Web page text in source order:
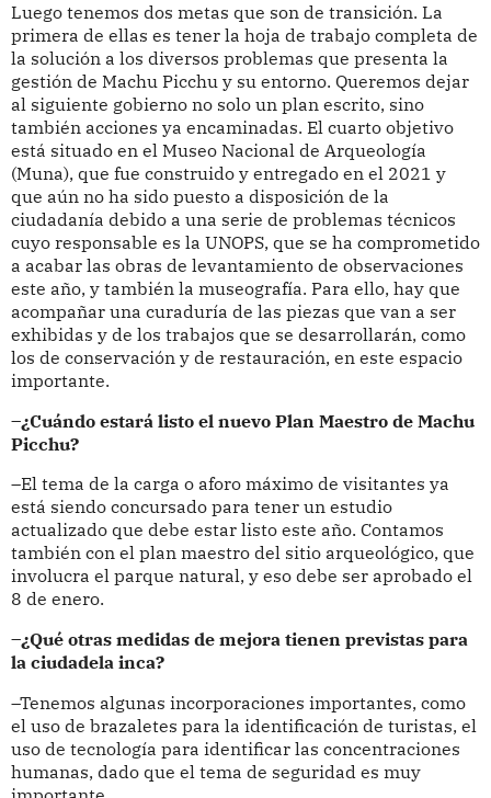
Luego tenemos dos metas que son de transición. La
primera de ellas es tener la hoja de trabajo completa de
la solución a los diversos problemas que presenta la
gestión de Machu Picchu y su entorno. Queremos dejar
al siguiente gobierno no solo un plan escrito, sino
también acciones ya encaminadas. El cuarto objetivo
está situado en el Museo Nacional de Arqueología
(Muna), que fue construido y entregado en el 2021 y
que aún no ha sido puesto a disposición de la
ciudadanía debido a una serie de problemas técnicos
cuyo responsable es la UNOPS, que se ha comprometido
a acabar las obras de levantamiento de observaciones
este año, y también la museografía. Para ello, hay que
acompañar una curaduría de las piezas que van a ser
exhibidas y de los trabajos que se desarrollarán, como
los de conservación y de restauración, en este espacio
importante.
–¿Cuándo estará listo el nuevo Plan Maestro de Machu
Picchu?
–El tema de la carga o aforo máximo de visitantes ya
está siendo concursado para tener un estudio
actualizado que debe estar listo este año. Contamos
también con el plan maestro del sitio arqueológico, que
involucra el parque natural, y eso debe ser aprobado el
8 de enero.
–¿Qué otras medidas de mejora tienen previstas para
la ciudadela inca?
–Tenemos algunas incorporaciones importantes, como
el uso de brazaletes para la identificación de turistas, el
uso de tecnología para identificar las concentraciones
humanas, dado que el tema de seguridad es muy